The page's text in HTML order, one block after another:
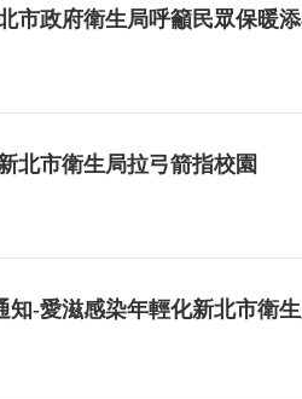
市政府衛生局呼籲民眾保暖
北市衛生局拉弓箭指校園
知-愛滋感染年輕化新北市衛